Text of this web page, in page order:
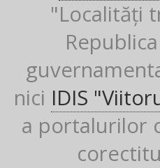
"Localități
nici IDIS
a portalurilor